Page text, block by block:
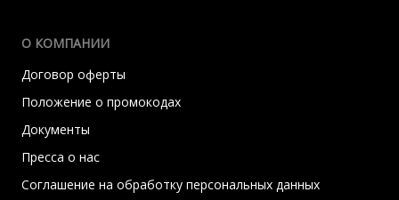
О КОМПАНИИ
Договор оферты
Положение о промокодах
Документы
Пресса о нас
Соглашение на обработку персональных данных